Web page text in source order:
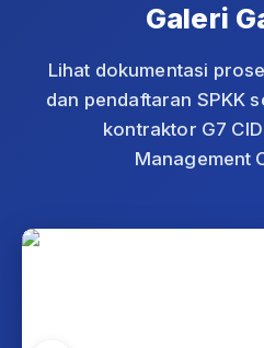
Galeri
Lihat dokumentasi
dan pendaftaran SPKK
kontraktor G7
Management